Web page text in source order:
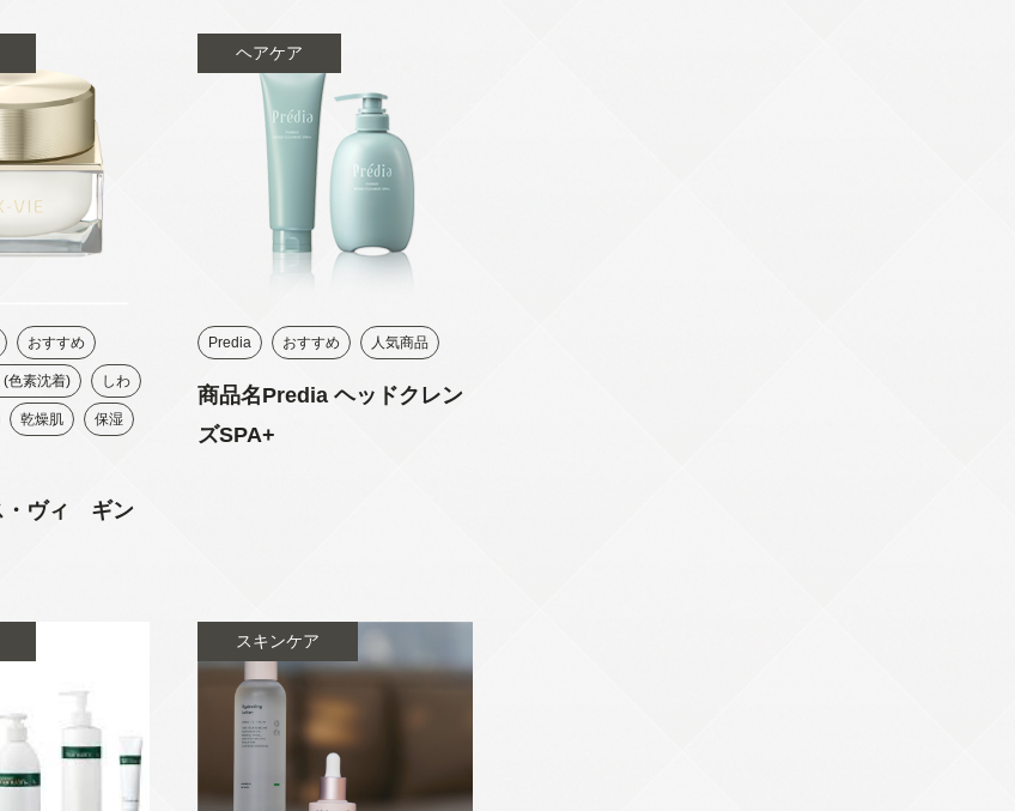
おすすめ
(色素沈着) しわ
乾燥肌 保湿
・ヴィ ギン
ヘアケア
Predia おすすめ 人気商品
商品名Predia ヘッドクレン
ズSPA+
スキンケア